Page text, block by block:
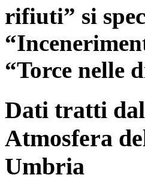
rifiuti” si
“Torce nelle
Dati tratti
Atmosfera
Umbria